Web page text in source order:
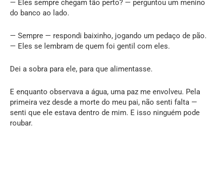
— Eles sempre chegam tão perto? — perguntou um menino
do banco ao lado.
— Sempre — respondi baixinho, jogando um pedaço de pão.
— Eles se lembram de quem foi gentil com eles.
Dei a sobra para ele, para que alimentasse.
E enquanto observava a água, uma paz me envolveu. Pela
primeira vez desde a morte do meu pai, não senti falta —
senti que ele estava dentro de mim. E isso ninguém pode
roubar.